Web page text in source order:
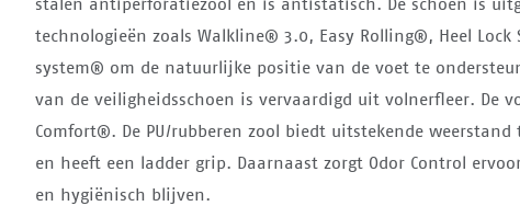
technologieën zoals Walkline® 3.0, Easy Rolling®, Heel
system® om de natuurlijke positie van de voet te
van de veiligheidsschoen is vervaardigd uit volnerfleer. De
Comfort®. De PU/rubberen zool biedt uitstekende
en heeft een ladder grip. Daarnaast zorgt Odor Control
en hygiënisch blijven.